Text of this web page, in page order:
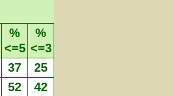
%
<=5
%
<=3
37 25
52 42